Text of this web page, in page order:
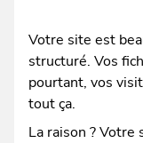
Votre site est
structuré. Vos
pourtant, vos
tout ça.
La raison ?